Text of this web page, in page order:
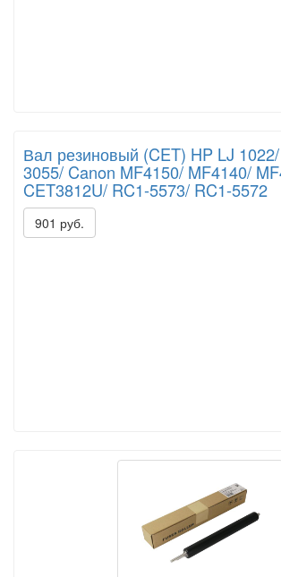
Вал резиновый (CET) HP LJ
3055/ Canon MF4150/ MF4140/
CET3812U/ RC1-5573/ RC1-5572
901 руб.